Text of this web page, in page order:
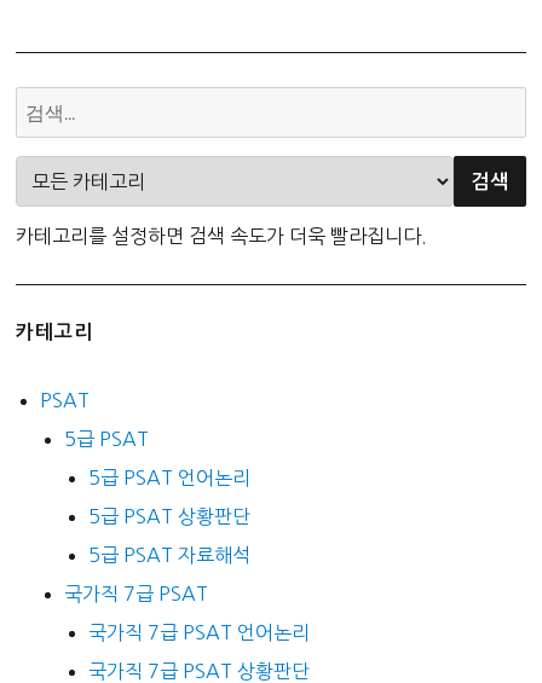
카테고리를 설정하면 검색 속도가 더욱 빨라집니다.
카테고리
PSAT
5급 PSAT
5급 PSAT 언어논리
5급 PSAT 상황판단
5급 PSAT 자료해석
국가직 7급 PSAT
국가직 7급 PSAT 언어논리
국가직 7급 PSAT 상황판단